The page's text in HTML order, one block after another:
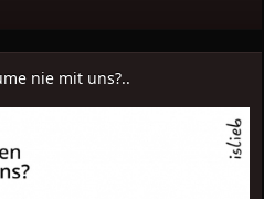
nie mit uns?..